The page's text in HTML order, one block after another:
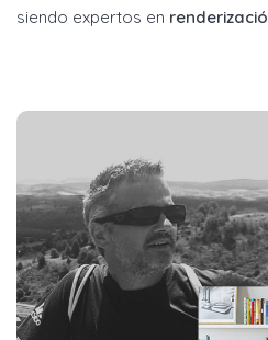
siendo expertos en